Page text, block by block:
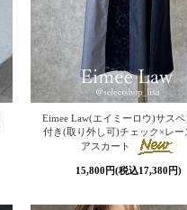
Eimee Law(エイミーロウ)サスペ
付き(取り外し可)チェック×レー
アスカート
15,800円(税込17,380円)